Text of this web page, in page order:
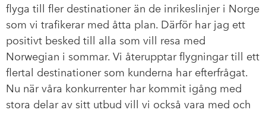
flyga till fler destinationer än de inrikeslinjer i Norge
som vi trafikerar med åtta plan. Därför har jag ett
positivt besked till alla som vill resa med
Norwegian i sommar. Vi återupptar flygningar till ett
flertal destinationer som kunderna har efterfrågat.
Nu när våra konkurrenter har kommit igång med
stora delar av sitt utbud vill vi också vara med och